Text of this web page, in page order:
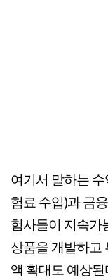
여기서 말하는
험료 수입)과 금
험사들이 지속가
상품을 개발하고
액 확대도 예상된